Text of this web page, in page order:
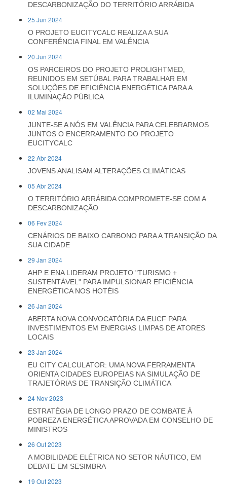
DESCARBONIZAÇÃO DO TERRITÓRIO ARRÁBIDA
25 Jun 2024
O PROJETO EUCITYCALC REALIZA A SUA
CONFERÊNCIA FINAL EM VALÊNCIA
20 Jun 2024
OS PARCEIROS DO PROJETO PROLIGHTMED,
REUNIDOS EM SETÚBAL PARA TRABALHAR EM
SOLUÇÕES DE EFICIÊNCIA ENERGÉTICA PARA A
ILUMINAÇÃO PÚBLICA
02 Mai 2024
JUNTE-SE A NÓS EM VALÊNCIA PARA CELEBRARMOS
JUNTOS O ENCERRAMENTO DO PROJETO
EUCITYCALC
22 Abr 2024
JOVENS ANALISAM ALTERAÇÕES CLIMÁTICAS
05 Abr 2024
O TERRITÓRIO ARRÁBIDA COMPROMETE-SE COM A
DESCARBONIZAÇÃO
06 Fev 2024
CENÁRIOS DE BAIXO CARBONO PARA A TRANSIÇÃO DA
SUA CIDADE
29 Jan 2024
AHP E ENA LIDERAM PROJETO "TURISMO +
SUSTENTÁVEL" PARA IMPULSIONAR EFICIÊNCIA
ENERGÉTICA NOS HOTÉIS
26 Jan 2024
ABERTA NOVA CONVOCATÓRIA DA EUCF PARA
INVESTIMENTOS EM ENERGIAS LIMPAS DE ATORES
LOCAIS
23 Jan 2024
EU CITY CALCULATOR: UMA NOVA FERRAMENTA
ORIENTA CIDADES EUROPEIAS NA SIMULAÇÃO DE
TRAJETÓRIAS DE TRANSIÇÃO CLIMÁTICA
24 Nov 2023
ESTRATÉGIA DE LONGO PRAZO DE COMBATE À
POBREZA ENERGÉTICA APROVADA EM CONSELHO DE
MINISTROS
26 Out 2023
A MOBILIDADE ELÉTRICA NO SETOR NÁUTICO, EM
DEBATE EM SESIMBRA
19 Out 2023